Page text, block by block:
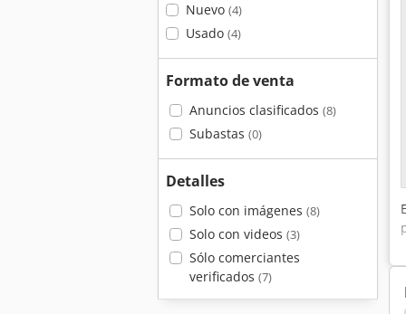
Nuevo (4)
Usado (4)
Formato de venta
Anuncios clasificados (8)
Subastas (0)
Detalles
Solo con imágenes (8)
Solo con videos (3)
Sólo comerciantes
verificados (7)